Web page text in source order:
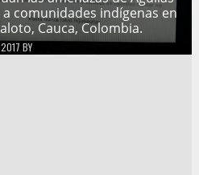
a comunidades indígenas en
Cauca, Colombia.
BY